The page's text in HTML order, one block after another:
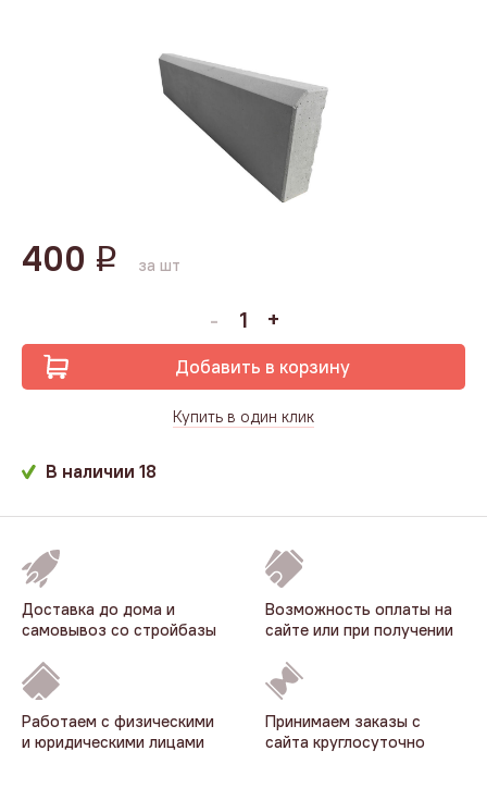
400 q за шт
Добавить в корзину
Купить в один клик
В наличии 18
Доставка до дома и
самовывоз со стройбазы
Возможность оплаты на
сайте или при получении
Работаем с физическими
и юридическими лицами
Принимаем заказы с
сайта круглосуточно